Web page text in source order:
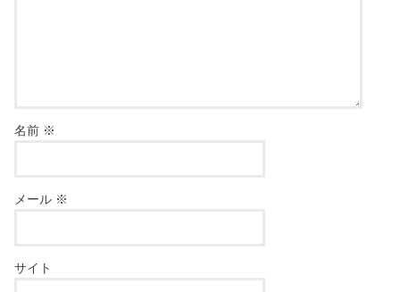
名前 ※
メール ※
サイト